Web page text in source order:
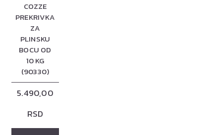
COZZE
PREKRIVKA
ZA
PLINSKU
BOCU OD
10 KG
(90330)
5.490,00
RSD